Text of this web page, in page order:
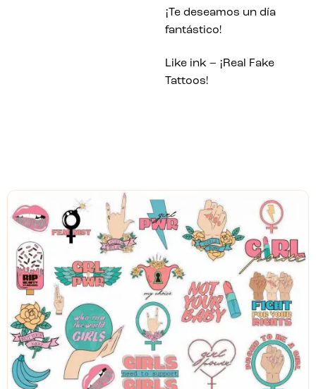
¡Te deseamos un día
fantástico!
Like ink – ¡Real Fake
Tattoos!